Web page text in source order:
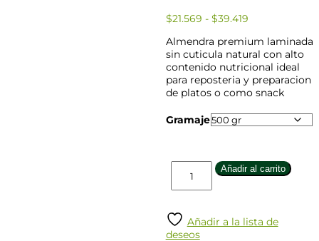
$21.569 - $39.419
Almendra premium laminada
sin cuticula natural con alto
contenido nutricional ideal
para reposteria y preparacion
de platos o como snack
Gramaje
Añadir al carrito
Añadir a la lista de
deseos